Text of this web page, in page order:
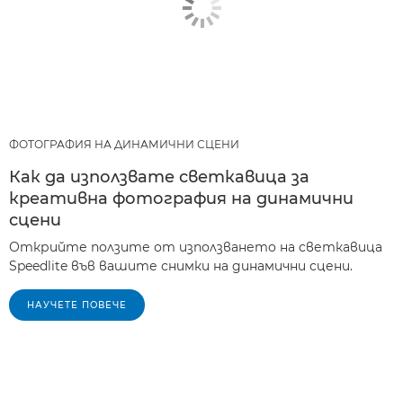
ФОТОГРАФИЯ НА ДИНАМИЧНИ СЦЕНИ
Как да използвате светкавица за
креативна фотография на динамични
сцени
Открийте ползите от използването на светкавица
Speedlite във вашите снимки на динамични сцени.
НАУЧЕТЕ ПОВЕЧЕ